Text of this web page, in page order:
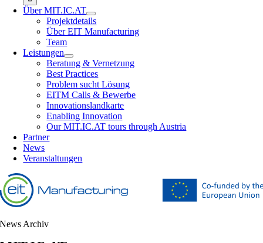
Über MIT.IC.AT
Projektdetails
Über EIT Manufacturing
Team
Leistungen
Beratung & Vernetzung
Best Practices
Problem sucht Lösung
EITM Calls & Bewerbe
Innovationslandkarte
Enabling Innovation
Our MIT.IC.AT tours through Austria
Partner
News
Veranstaltungen
News Archiv